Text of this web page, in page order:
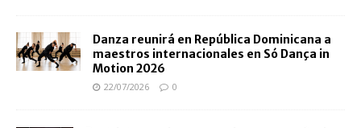
Danza reunirá en República Dominicana a
maestros internacionales en Só Dança in
Motion 2026
22/07/2026 0